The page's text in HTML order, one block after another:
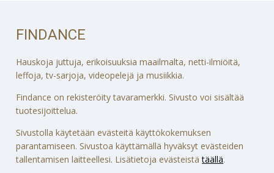
FINDANCE
Hauskoja juttuja, erikoisuuksia maailmalta, netti-ilmiöitä,
leffoja, tv-sarjoja, videopelejä ja musiikkia.
Findance on rekisteröity tavaramerkki. Sivusto voi sisältää
tuotesijoittelua.
Sivustolla käytetään evästeitä käyttökokemuksen
parantamiseen. Sivustoa käyttämällä hyväksyt evästeiden
tallentamisen laitteellesi. Lisätietoja evästeistätäällä.